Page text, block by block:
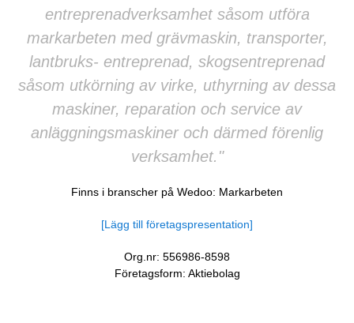
entreprenadverksamhet såsom utföra
markarbeten med grävmaskin, transporter,
lantbruks- entreprenad, skogsentreprenad
såsom utkörning av virke, uthyrning av dessa
maskiner, reparation och service av
anläggningsmaskiner och därmed förenlig
verksamhet."
Finns i branscher på Wedoo: Markarbeten
[Lägg till företagspresentation]
Org.nr: 556986-8598
Företagsform: Aktiebolag